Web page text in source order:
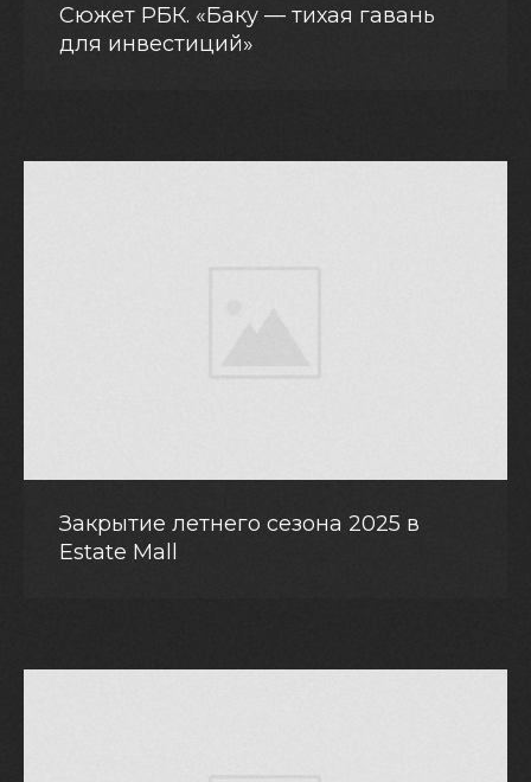
Сюжет РБК. «Баку — тихая гавань
для инвестиций»
Закрытие летнего сезона 2025 в
Estate Mall